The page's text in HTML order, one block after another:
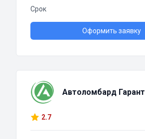
Срок
Оформить заявку
Автоломбард Гарант
2.7